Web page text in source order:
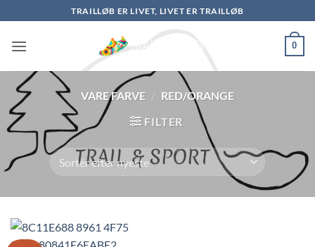
til
indhold
TRAILLØB ER LIVET, LIVET ER TRAILLØB
0
VARE FARVE / RED/ORANGE
FILTER